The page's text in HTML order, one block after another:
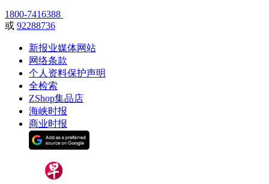
1800-7416388
或 92288736
新报业媒体网站
网络条款
个人资料保护声明
全检索
ZShop集品店
海峡时报
商业时报